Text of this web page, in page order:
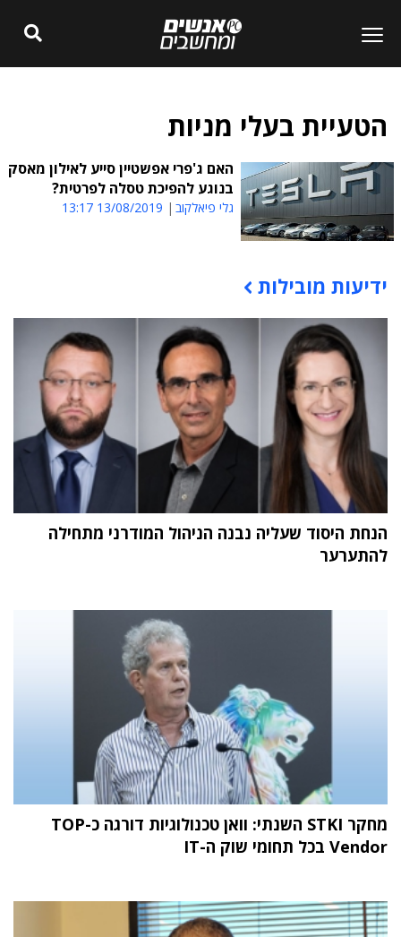
הטעיית בעלי מניות
האם ג'פרי אפשטיין סייע לאילון מאסק
בנוגע להפיכת טסלה לפרטית?
גלי פיאלקוב 13/08/2019 13:17
תוכן פרסומי
ידיעות מובילות
הנחת היסוד שעליה נבנה הניהול המודרני מתחילה
להתערער
מחקר STKI השנתי: וואן טכנולוגיות דורגה כ-TOP
Vendor בכל תחומי שוק ה-IT